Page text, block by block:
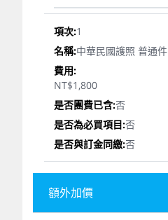
1
中華民國護照 普通件
NT$1,800
否
否
否
額外加價